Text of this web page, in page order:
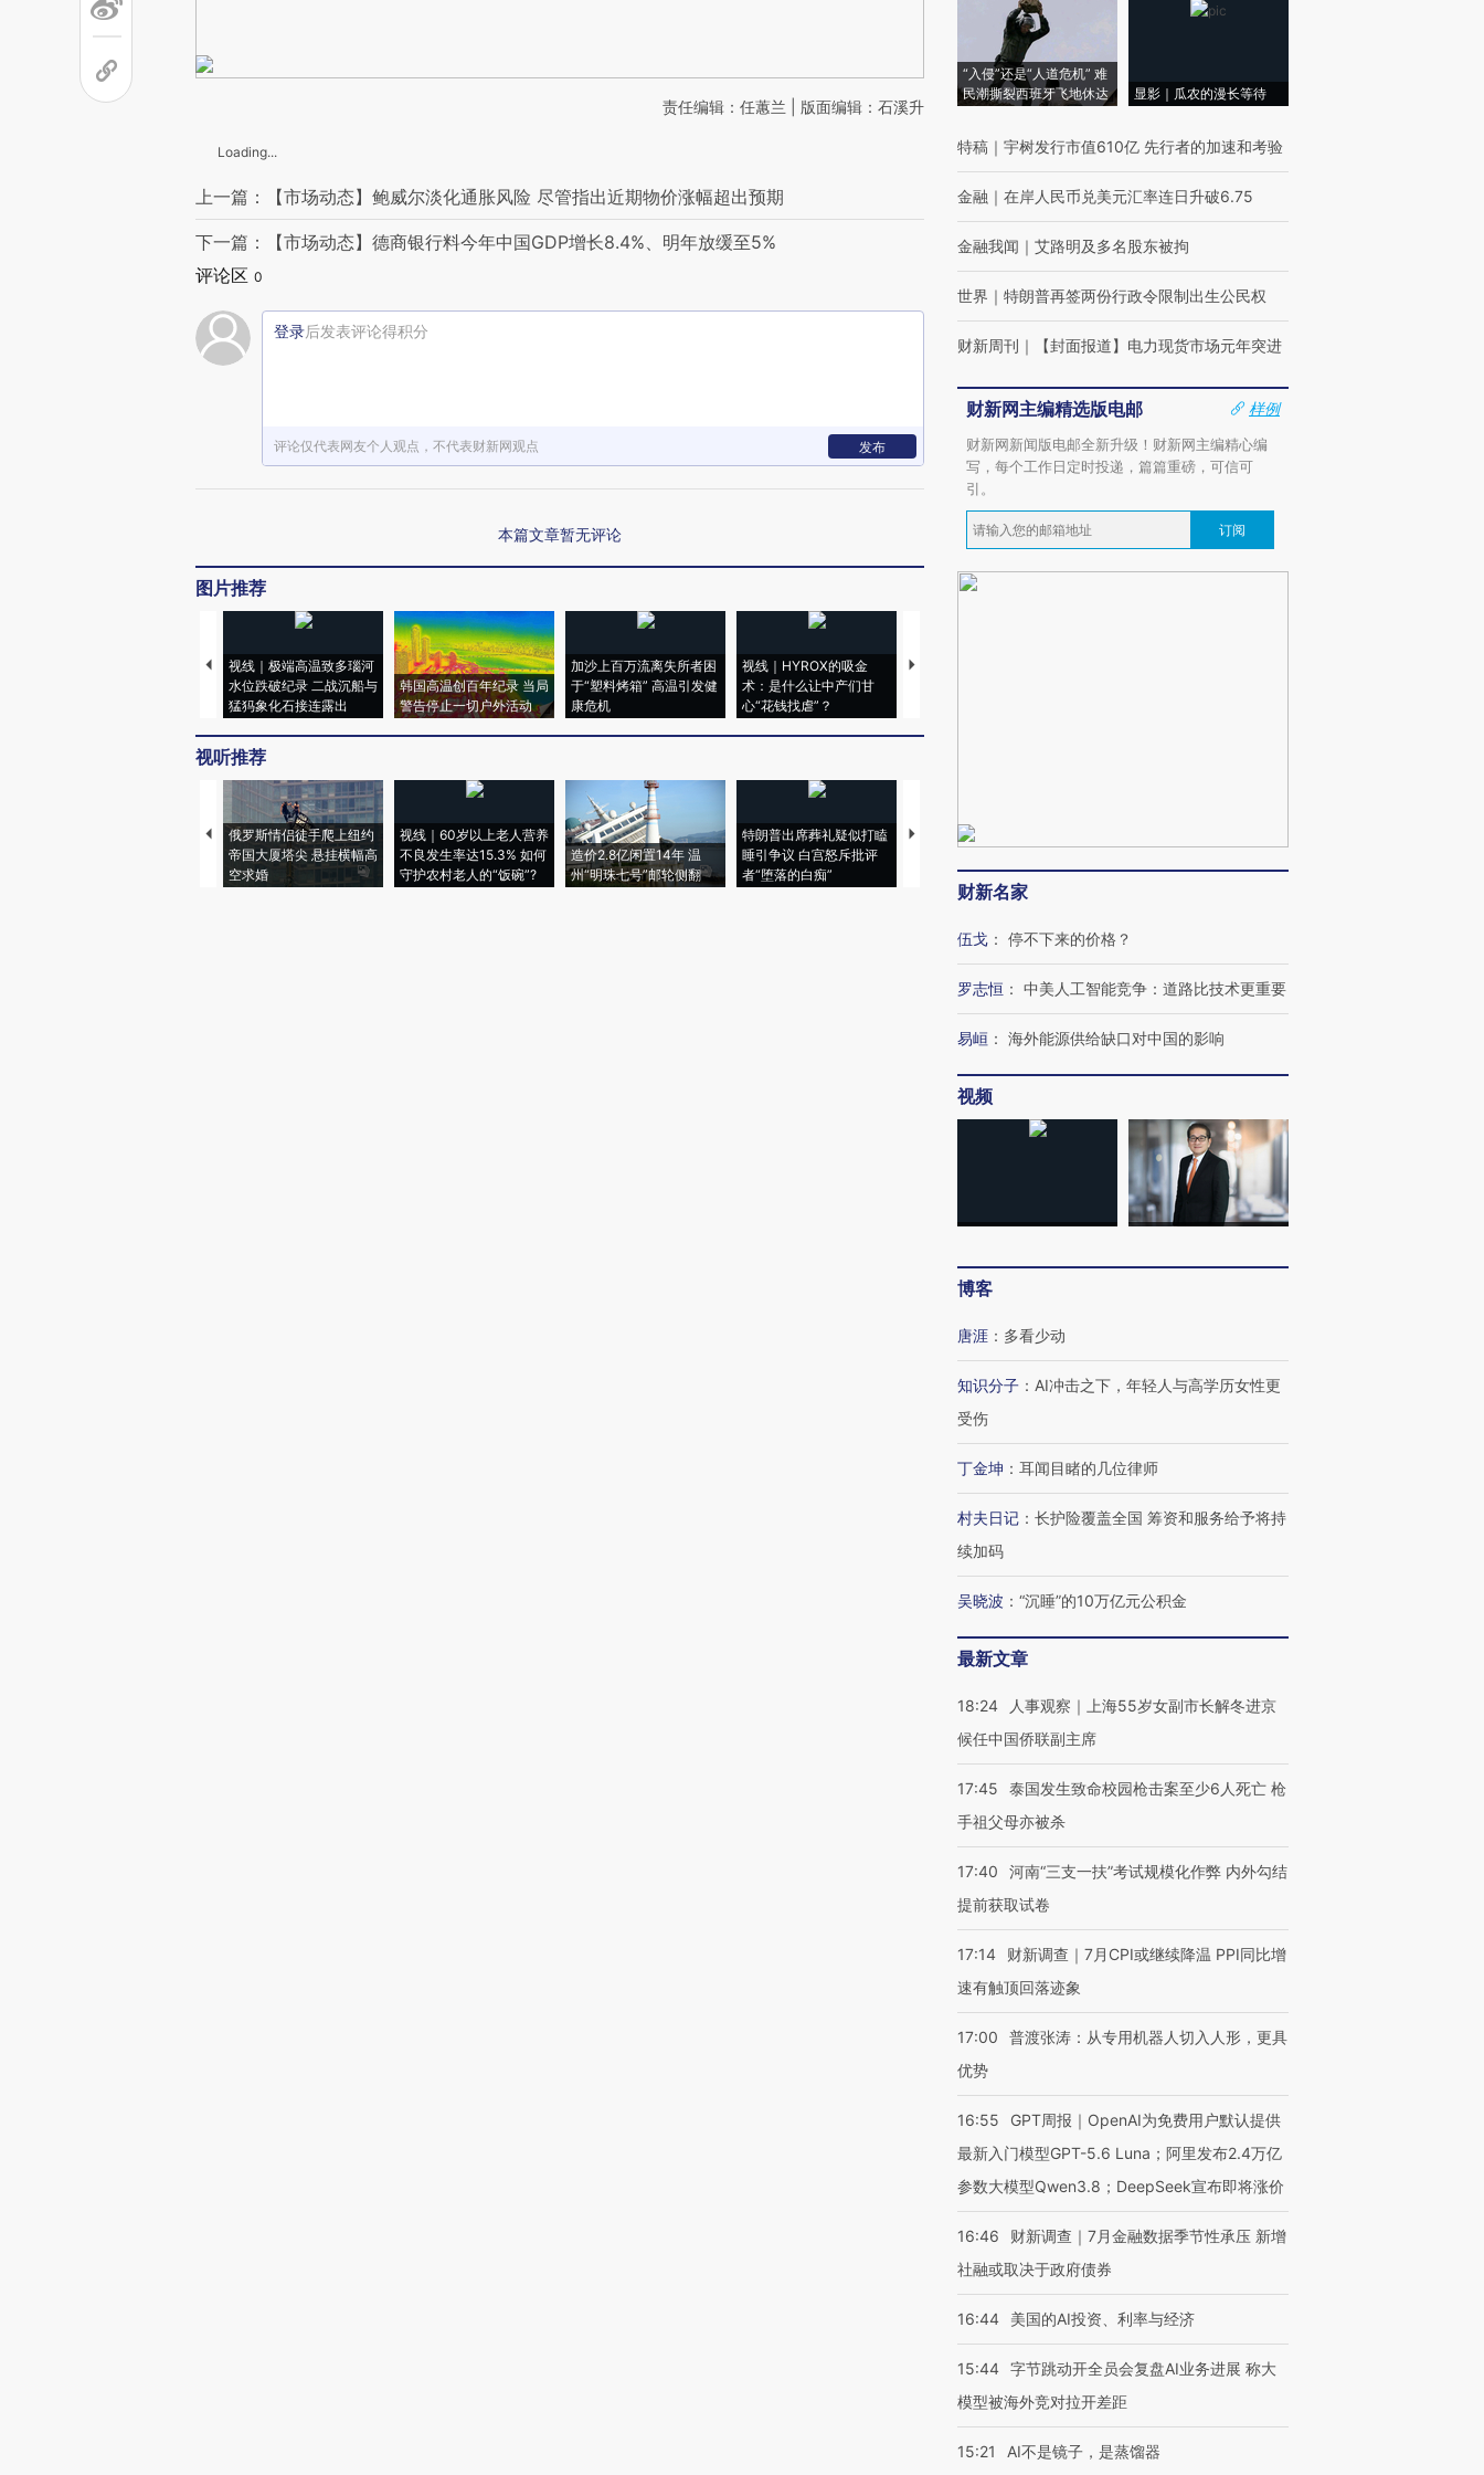
责任编辑：任蕙兰 | 版面编辑：石溪升
Loading...
上一篇：【市场动态】鲍威尔淡化通胀风险 尽管指出近期物价涨幅超出预期
下一篇：【市场动态】德商银行料今年中国GDP增长8.4%、明年放缓至5%
评论区 0
登录后发表评论得积分
评论仅代表网友个人观点，不代表财新网观点 发布
本篇文章暂无评论
图片推荐
视线｜极端高温致多瑙河
水位跌破纪录 二战沉船与
猛犸象化石接连露出
韩国高温创百年纪录 当局
警告停止一切户外活动
加沙上百万流离失所者困
于“塑料烤箱” 高温引发健
康危机
视线｜HYROX的吸金
术：是什么让中产们甘
心“花钱找虐”？
马航飞行员跨国走私7万
视听推荐
俄罗斯情侣徒手爬上纽约
帝国大厦塔尖 悬挂横幅高
空求婚
视线｜60岁以上老人营养
不良发生率达15.3% 如何
守护农村老人的“饭碗”?
造价2.8亿闲置14年 温
州“明珠七号”邮轮侧翻
特朗普出席葬礼疑似打瞌
睡引争议 白宫怒斥批评
者“堕落的白痴”
视线｜全球最热百城独占
阿根廷3-0阿尔及利亚
兹奖得主的“非天才”拼图
“入侵”还是“人道危机” 难
民潮撕裂西班牙飞地休达
显影｜瓜农的漫长等待
特稿 ｜ 宇树发行市值610亿 先行者的加速和考验
金融 ｜ 在岸人民币兑美元汇率连日升破6.75
金融我闻 ｜ 艾路明及多名股东被拘
世界 ｜ 特朗普再签两份行政令限制出生公民权
财新周刊 ｜ 【封面报道】电力现货市场元年突进
财新网主编精选版电邮
样例
财新网新闻版电邮全新升级！财新网主编精心编
写，每个工作日定时投递，篇篇重磅，可信可
引。
订阅
财新名家
伍戈 ： 停不下来的价格？
罗志恒 ： 中美人工智能竞争：道路比技术更重要
易峘 ： 海外能源供给缺口对中国的影响
视频
博客
唐涯 ： 多看少动
知识分子 ： AI冲击之下，年轻人与高学历女性更
受伤
丁金坤 ： 耳闻目睹的几位律师
村夫日记 ： 长护险覆盖全国 筹资和服务给予将持
续加码
吴晓波 ： “沉睡”的10万亿元公积金
最新文章
18:24
人事观察｜上海55岁女副市长解冬进京
候任中国侨联副主席
17:45
泰国发生致命校园枪击案至少6人死亡 枪
手祖父母亦被杀
17:40
河南“三支一扶”考试规模化作弊 内外勾结
提前获取试卷
17:14
财新调查｜7月CPI或继续降温 PPI同比增
速有触顶回落迹象
17:00
普渡张涛：从专用机器人切入人形，更具
优势
16:55
GPT周报｜OpenAI为免费用户默认提供
最新入门模型GPT-5.6 Luna；阿里发布2.4万亿
参数大模型Qwen3.8；DeepSeek宣布即将涨价
16:46
财新调查｜7月金融数据季节性承压 新增
社融或取决于政府债券
16:44 美国的AI投资、利率与经济
15:44 字节跳动开全员会复盘AI业务进展 称大
模型被海外竞对拉开差距
15:21 AI不是镜子，是蒸馏器